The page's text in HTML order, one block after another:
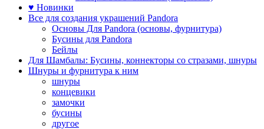
♥ Новинки
Все для создания украшений Pandora
Основы Для Pandora (основы, фурнитура)
Бусины для Pandora
Бейлы
Для Шамбалы: Бусины, коннекторы со стразами, шнуры
Шнуры и фурнитура к ним
шнуры
концевики
замочки
бусины
другое